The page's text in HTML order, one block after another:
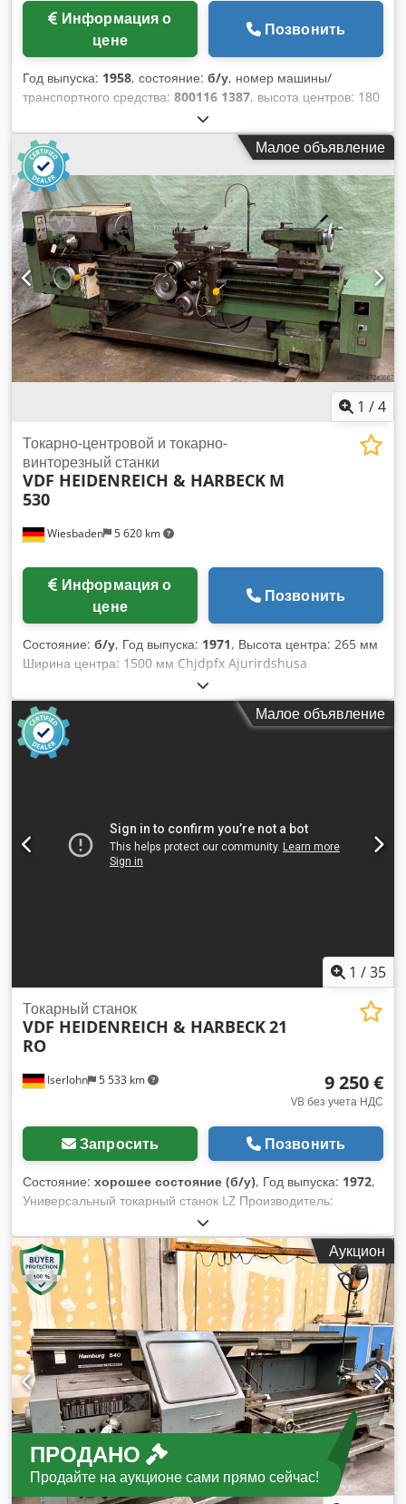
цене
Позвонить
Год выпуска: 1958, состояние: б/у, номер машины/
транспортного средства: 800116 1387, высота центров: 180
мм межосевое расстояние: 1500 мм макс. тираж - Ø над
кроватью: ueber Bett 380 mm Сверление шпинделя: 50 мм
Cjdjdbp D Ujpfx Ahuoha фиксатор шпинделя: Гр. 6 задний
брусок с конусным креплением: 5 МК скорость вращения
шпинделя: 33,5 - 1500 об/мин транспортная подача:
лаэнгс/план 0,004-1,05/0,001-0,35 мм/U шаг резьбы: 0,25 -
96 мм электрическое соединение: 380 В, 2,6/3,7 кВт.
необходимое пространство: 3470 x 950 x 1240 мм вес: 1670
кг
Малое объявление
1 /4
Wiesbaden 5 620 km
Токарно-центровой и токарно-
винторезный станки
VDF HEIDENREICH & HARBECK M
530
цене
Позвонить
Состояние: б/у, Год выпуска: 1971, Высота центра: 265 мм
Ширина центра: 1500 мм Chjdpfx Ajurirdshusa
Циркуляционный диаметр: над станиной 540 мм Отверстие
шпинделя: 65 мм Крепление шпинделя: размер 8
Коническая задняя бабка: 5 MK Скорость вращения
шпинделя: 9 - 1800 об/мин Подача: продольная/
плоскостная 0,063-2,24/0,032-1,12 мм/об. шаг резьбы: 0,35
Малое объявление
1 /35
Iserlohn 5 533 km
Токарный станок
VDF HEIDENREICH & HARBECK21
RO
9 250 €
VB без учета НДС
Запросить Позвонить
Состояние: хорошее состояние (б/у), Год выпуска: 1972,
Универсальный токарный станок LZ Производитель:
HEIDENREICH & HERBECK Модель: 21RO Год выпуска: 1972
Оснащён быстросменным держателем Parat (10 шт.),
технической документацией, индикатором резьбы,
центровым упором, патроном Forkardt 250 мм. Диаметр
обработки над станиной: 430 мм Диаметр обработки над
суппортом: 255 мм Расстояние между центрами: 1000 мм
Длина обработки: 750 мм Диапазон оборотов шпинделя:
19–2000 об/мин, двигатель 5,5 кВт Проходное отверстие
шпинделя: 56 мм Подробные данные — в технической
документации Габариты: длина 2900 мм, ширина 1100 мм,
высота 1300 мм, вес около 1750 кг Cedpfot Ipi Iox Ahuoha
Документация на станок в наличии. Оборудован
устройством подачи СОЖ, задней защитой от стружки.
Станок в хорошем состоянии, можно продемонстрировать
под напряжением.
Аукцион
ПРОДАНО
Продайте на аукционе сами прямо сейчас!